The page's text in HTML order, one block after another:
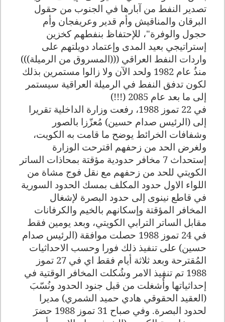
تصدير النفط من آبارها في الجنوب من حقول
البرقان والمناقيش وأم قدير وعريفجان وأم
حجول والوفرة"، للإحتفاظ بنفطهم كخزين
إستراتيجي بعيد المدى وإعتماد دويلتهم على
واردات النفط العراقي (((المسروق من الرميلة)))
منذُ عام 1982 ولحد الآن ولا زالوا مستمرين بذلك
لكون تدفق النفط في الرميلة العراقية سيستمر
إلى ما بعد عام 2085 (!!!)
في 22 تموز 1988، رفعت وزارة الداخلية تقريرا
إلى (الرئيس صدام حسين) مُعزّزا بالصور
وشفافات الخرائط يوضح ما قامت به الكويت،
ولغرض الحد من زحفهم اقترحت الوزارة
إستحداث 7 مخافر حدودية مؤقتة بمحاذات الساتر
الكويتي للحد من زحفهم مع نقل فوج مشاة من
اللواء الاول حدود المكلف بمسك الحدود السورية
في قاطع نينوى إلى حدود البصرة لإشغال
المخافر المؤقتة وإسكانهم بالخيم والكرفانات
مقابل الساتر الترابي الكويتي، وبعد يومين فقط
في 24 تموز 1988 حصلت موافقة (الرئيس صدام
حسين) على تنفيذ ذلك فورا وحسب الاحداثيات
المُقترحة وبعد ثلاثة أيام فقط اي في 27 تموز
1988 تم تنفيذ الامر وشُكلت المخافر الوقتية في
إحداثياتها وأُشغلت من قبل جنود الحدود ونُسّبَ
(العقيد الحقوقي هادي حميد الشمري) مديرا
لحدود البصرة. وفي صباح 31 تموز 1988 حضرَ